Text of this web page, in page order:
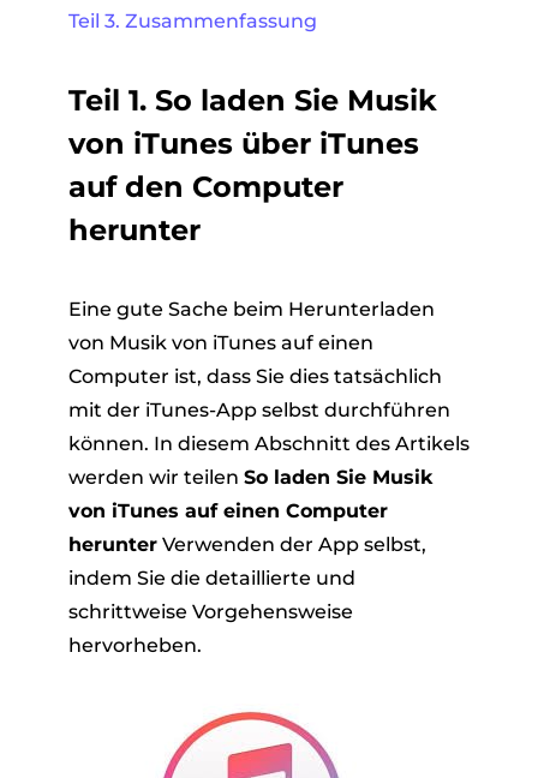
Teil 3. Zusammenfassung
Teil 1. So laden Sie Musik
von iTunes über iTunes
auf den Computer
herunter
Eine gute Sache beim Herunterladen
von Musik von iTunes auf einen
Computer ist, dass Sie dies tatsächlich
mit der iTunes-App selbst durchführen
können. In diesem Abschnitt des Artikels
werden wir teilen So laden Sie Musik
von iTunes auf einen Computer
herunterVerwenden der App selbst,
indem Sie die detaillierte und
schrittweise Vorgehensweise
hervorheben.